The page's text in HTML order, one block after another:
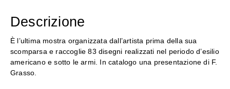
Descrizione
È l’ultima mostra organizzata dall’artista prima della sua
scomparsa e raccoglie 83 disegni realizzati nel periodo d’esilio
americano e sotto le armi. In catalogo una presentazione di F.
Grasso.